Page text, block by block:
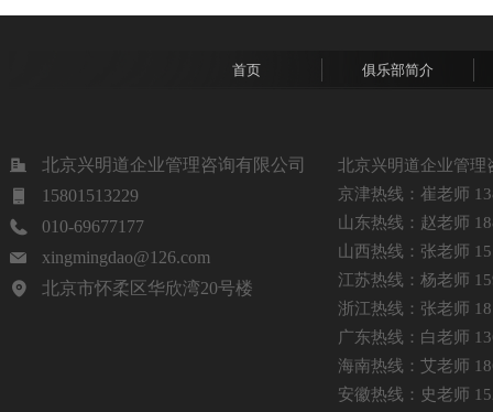
首页 俱乐部简介
北京兴明道企业管理咨询有限公司
15801513229
010-69677177
xingmingdao@126.com
北京市怀柔区华欣湾20号楼
北京兴明道企业管
京津热线：崔老师
山东热线：赵老师
山西热线：张老师
江苏热线：杨老师
浙江热线：张老师
广东热线：白老师
海南热线：艾老师
安徽热线：史老师